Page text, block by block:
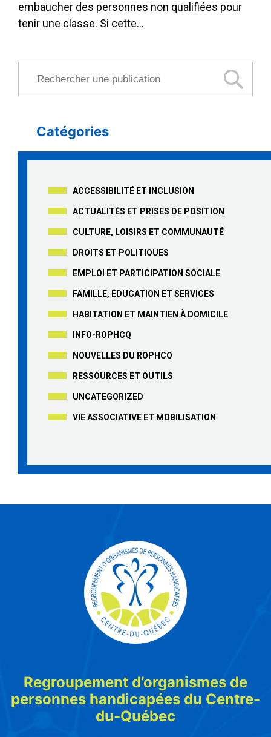
embaucher des personnes non qualifiées pour
tenir une classe. Si cette…
Catégories
ACCESSIBILITÉ ET INCLUSION
ACTUALITÉS ET PRISES DE POSITION
CULTURE, LOISIRS ET COMMUNAUTÉ
DROITS ET POLITIQUES
EMPLOI ET PARTICIPATION SOCIALE
FAMILLE, ÉDUCATION ET SERVICES
HABITATION ET MAINTIEN À DOMICILE
INFO-ROPHCQ
NOUVELLES DU ROPHCQ
RESSOURCES ET OUTILS
UNCATEGORIZED
VIE ASSOCIATIVE ET MOBILISATION
Regroupement d’organismes de
personnes handicapées du Centre-
du-Québec